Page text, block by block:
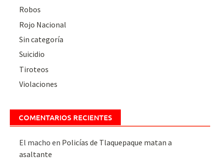
Robos
Rojo Nacional
Sin categoría
Suicidio
Tiroteos
Violaciones
COMENTARIOS RECIENTES
El macho en Policías de Tlaquepaque matan a
asaltante